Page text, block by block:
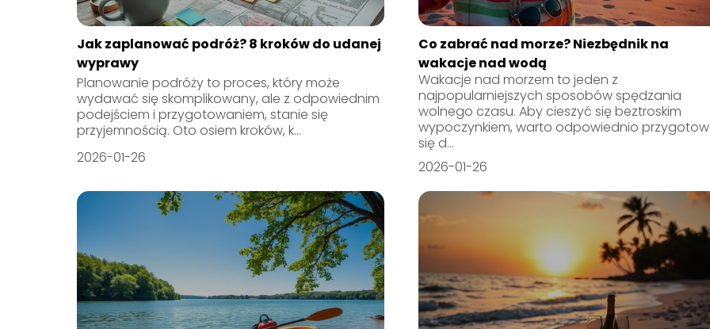
Jak zaplanować podróż? 8 kroków do udanej
wyprawy
Planowanie podróży to proces, który może
wydawać się skomplikowany, ale z odpowiednim
podejściem i przygotowaniem, stanie się
przyjemnością. Oto osiem kroków, k...
2026-01-26
Co zabrać nad morze? Niezbędnik na
wakacje nad wodą
Wakacje nad morzem to jeden z
najpopularniejszych sposobów spędzania
wolnego czasu. Aby cieszyć się beztroskim
wypoczynkiem, warto odpowiednio
się d...
2026-01-26